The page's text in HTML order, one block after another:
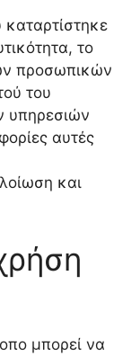
το
προσωπικών
του
υπηρεσιών
αυτές
και
μπορεί να